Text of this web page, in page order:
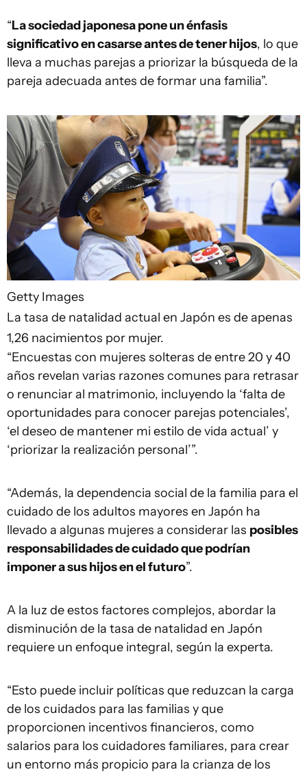
“La sociedad japonesa pone un énfasis
significativo en casarse antes de tener hijos, lo que
lleva a muchas parejas a priorizar la búsqueda de la
pareja adecuada antes de formar una familia”.
Getty Images
La tasa de natalidad actual en Japón es de apenas
1,26 nacimientos por mujer.
“Encuestas con mujeres solteras de entre 20 y 40
años revelan varias razones comunes para retrasar
o renunciar al matrimonio, incluyendo la ‘falta de
oportunidades para conocer parejas potenciales’,
‘el deseo de mantener mi estilo de vida actual’ y
‘priorizar la realización personal’”.
“Además, la dependencia social de la familia para el
cuidado de los adultos mayores en Japón ha
llevado a algunas mujeres a considerar las posibles
responsabilidades de cuidado que podrían
imponer a sus hijos en el futuro”.
A la luz de estos factores complejos, abordar la
disminución de la tasa de natalidad en Japón
requiere un enfoque integral, según la experta.
“Esto puede incluir políticas que reduzcan la carga
de los cuidados para las familias y que
proporcionen incentivos financieros, como
salarios para los cuidadores familiares, para crear
un entorno más propicio para la crianza de los